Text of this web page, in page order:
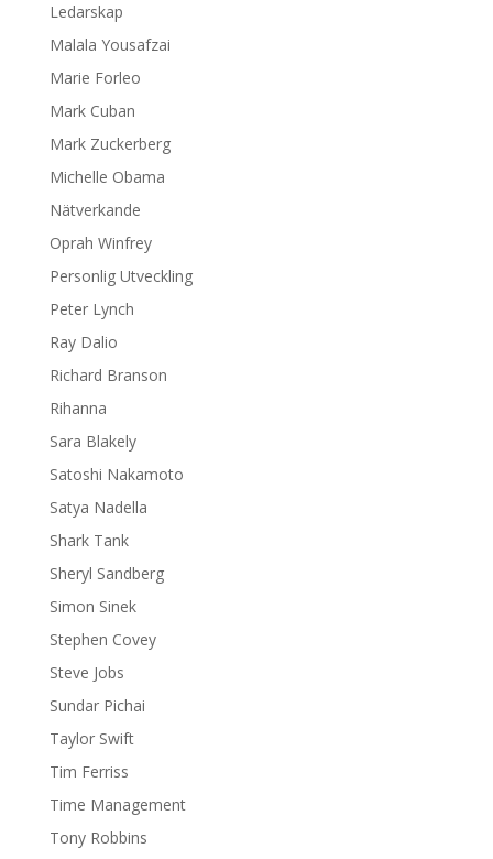
Ledarskap
Malala Yousafzai
Marie Forleo
Mark Cuban
Mark Zuckerberg
Michelle Obama
Nätverkande
Oprah Winfrey
Personlig Utveckling
Peter Lynch
Ray Dalio
Richard Branson
Rihanna
Sara Blakely
Satoshi Nakamoto
Satya Nadella
Shark Tank
Sheryl Sandberg
Simon Sinek
Stephen Covey
Steve Jobs
Sundar Pichai
Taylor Swift
Tim Ferriss
Time Management
Tony Robbins